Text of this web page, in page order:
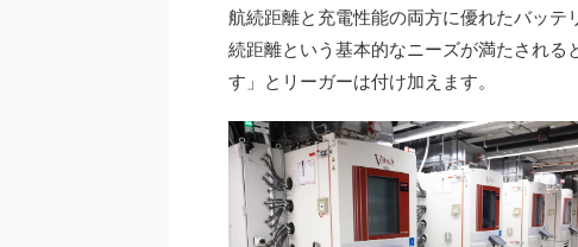
航続距離と充電性能の両方に優れたバッ
続距離という基本的なニーズが満たされる
す」とリーガーは付け加えます。